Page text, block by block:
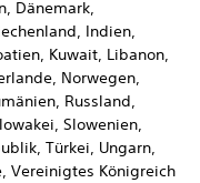
Dänemark,
Indien,
Kuwait, Libanon,
Norwegen,
Russland,
Slowenien,
Türkei, Ungarn,
Vereinigtes Königreich